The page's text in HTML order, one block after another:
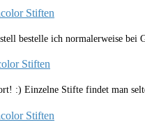
Stiften
bestelle ich normalerweise bei
Stiften
:) Einzelne Stifte findet man
Stiften